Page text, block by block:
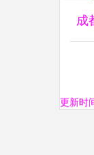
成
更新时